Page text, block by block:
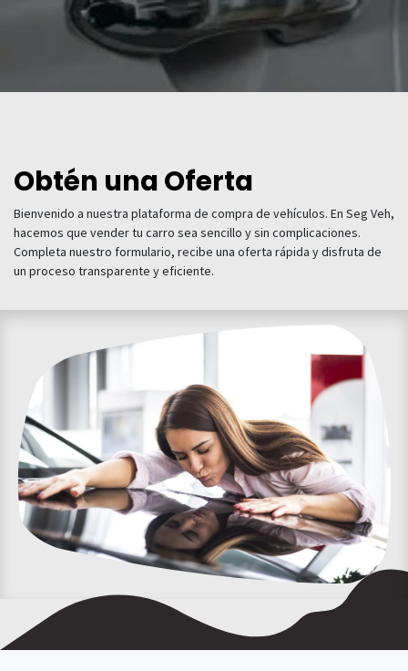
Obtén una Oferta
Bienvenido a nuestra plataforma de compra de vehículos. En Seg Veh,
hacemos que vender tu carro sea sencillo y sin complicaciones.
Completa nuestro formulario, recibe una oferta rápida y disfruta de
un proceso transparente y eficiente.